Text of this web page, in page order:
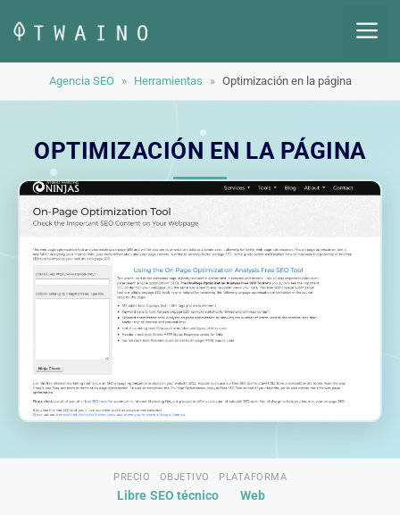
contenido
Agencia SEO » Herramientas » Optimización en la página
OPTIMIZACIÓN EN LA PÁGINA
PRECIO
Libre
OBJETIVO
SEO técnico
PLATAFORMA
Web